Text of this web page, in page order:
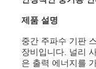
제품 설명
중간 주파수 기판
장비입니다. 널리
은 출력 에너지를